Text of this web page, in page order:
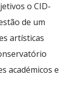
o CID-
de um
artísticas
académicos e